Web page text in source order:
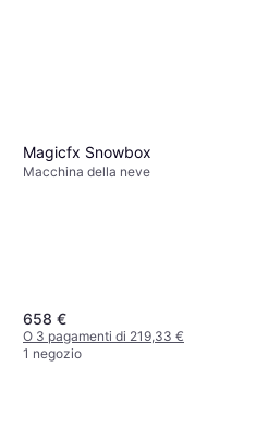
Magicfx Snowbox
Macchina della neve
658 €
O 3 pagamenti di 219,33 €
1 negozio